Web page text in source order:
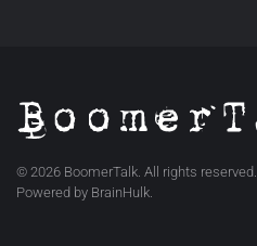
© 2026 BoomerTalk. All rights reserved.
Powered by BrainHulk.